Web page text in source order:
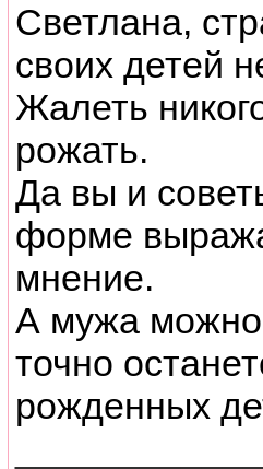
Светлана,
своих детей
Жалеть
рожать.
Да вы и
форме
мнение.
А мужа можно
точно
рожденных